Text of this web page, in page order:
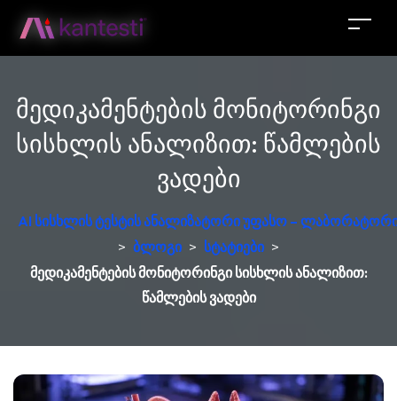
მედიკამენტების მონიტორინგი
სისხლის ანალიზით: წამლების
ვადები
AI სისხლის ტესტის ანალიზატორი უფასო –
> ბლოგი > სტატიები >
მედიკამენტების მონიტორინგი სისხლის ანალიზით:
წამლების ვადები